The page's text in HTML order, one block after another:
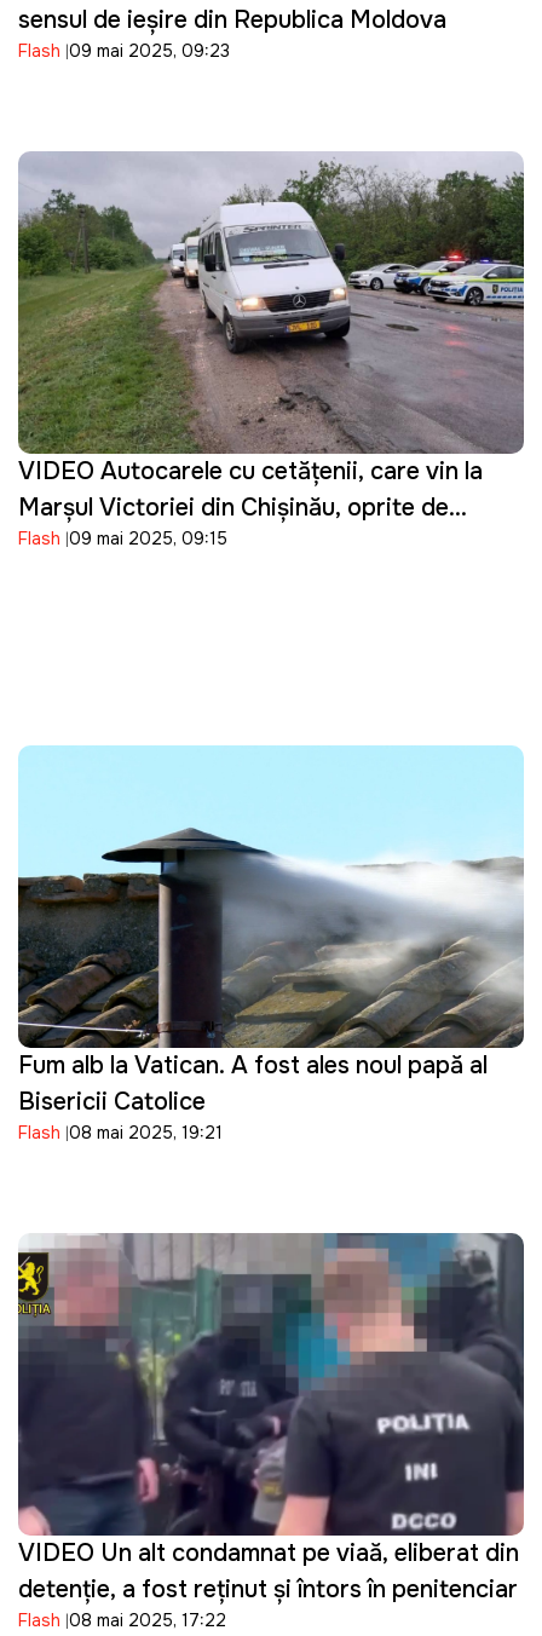
sensul de ieșire din Republica Moldova
Flash 09 mai 2025, 09:23
VIDEO Autocarele cu cetățenii, care vin la
Marșul Victoriei din Chișinău, oprite de
polițiști
Flash 09 mai 2025, 09:15
Fum alb la Vatican. A fost ales noul papă al
Bisericii Catolice
Flash 08 mai 2025, 19:21
VIDEO Un alt condamnat pe viață, eliberat din
detenție, a fost reţinut şi întors în penitenciar
Flash 08 mai 2025, 17:22